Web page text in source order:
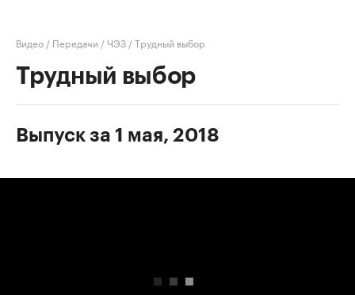
Видео / Передачи /ЧЭЗ /Трудный выбор
Трудный выбор
Выпуск за 1 мая, 2018